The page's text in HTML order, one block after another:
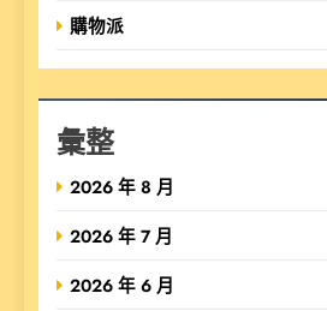
購物派
彙整
2026 年 8 月
2026 年 7 月
2026 年 6 月